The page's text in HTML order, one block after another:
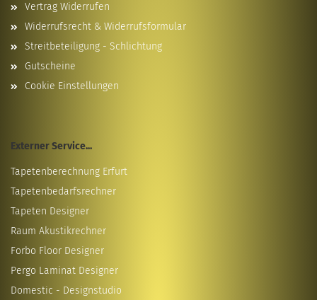
Vertrag Widerrufen
Widerrufsrecht & Widerrufsformular
Streitbeteiligung - Schlichtung
Gutscheine
Cookie Einstellungen
Externer Service...
Tapetenberechnung Erfurt
Tapetenbedarfsrechner
Tapeten Designer
Raum Akustikrechner
Forbo Floor Designer
Pergo Laminat Designer
Domestic - Designstudio